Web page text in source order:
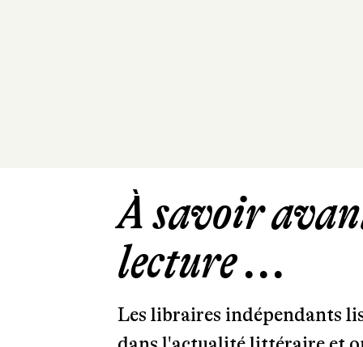
À savoir
lecture ...
Les libraires indépendants